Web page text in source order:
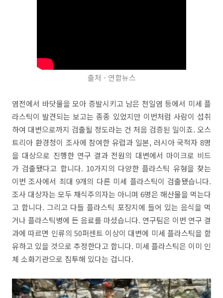
출처 - 연합뉴스
염전에서 바닷물을 모아 증발시키고 남은 천일염 등에서 미세 플
라스틱이 발견되는 보고는 종종 있었지만 이번처럼 사람이 섭취
하여 대변으로까지 검출될 정도라는 건 처음 검증된 일이죠. 오스
트리아 환경청이 조사에 참여한 유럽과 일본, 러시아 국적자 8명
을 대상으로 진행한 연구 결과 전원의 대변에서 마이크로 비드
가 검출됐다고 합니다. 10가지의 다양한 플라스틱 유형을 찾는
이번 조사에서 최대 9개의 다른 미세 플라스틱이 검출됐습니다.
조사 대상자는 모두 채식주의자는 아니며 6명은 해산물을 먹는다
고 합니다. 그리고 다들 플라스틱 포장지에 들어 있는 음식을 먹
거나 플라스틱병에 든 음료를 마셨습니다. 연구팀은 이번 연구 결
과에 따르면 인류의 50퍼센트 이상이 대변에 미세 플라스틱을 함
유하고 있을 것으로 추정한다고 합니다. 미세 플라스틱은 이미 인
체 소화기관으로 침투해 있다는 겁니다.